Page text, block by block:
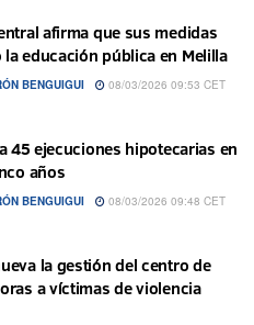
afirma que sus medidas
educación pública en Melilla
BENGUIGUI
08/03/2026 09:53 CET
45 ejecuciones hipotecarias en
años
BENGUIGUI
08/03/2026 09:48 CET
la gestión del centro de
a víctimas de violencia